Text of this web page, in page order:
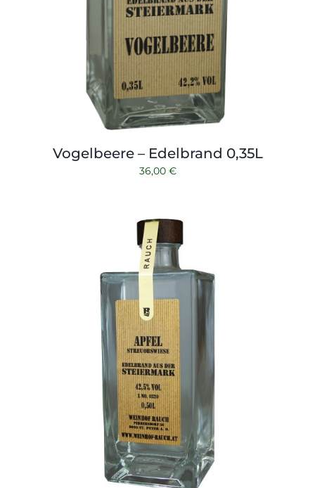
Vogelbeere – Edelbrand 0,35L
36,00 €